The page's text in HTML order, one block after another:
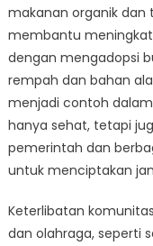
makanan organik dan
membantu
dengan mengadopsi
rempah dan bahan
menjadi contoh
hanya sehat, tetapi
pemerintah dan
untuk menciptakan
Keterlibatan
dan olahraga, seperti